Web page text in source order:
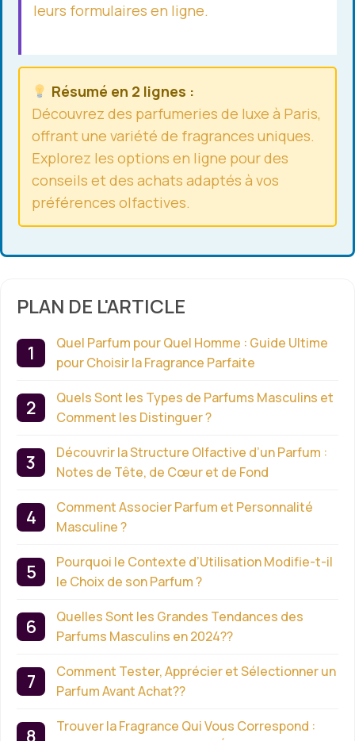
leurs formulaires en ligne.
Résumé en 2 lignes :
Découvrez des parfumeries de luxe à Paris,
offrant une variété de fragrances uniques.
Explorez les options en ligne pour des
conseils et des achats adaptés à vos
préférences olfactives.
PLAN DE L'ARTICLE
Quel Parfum pour Quel Homme : Guide Ultime
pour Choisir la Fragrance Parfaite
Quels Sont les Types de Parfums Masculins et
Comment les Distinguer ?
Découvrir la Structure Olfactive d’un Parfum :
Notes de Tête, de Cœur et de Fond
Comment Associer Parfum et Personnalité
Masculine ?
Pourquoi le Contexte d’Utilisation Modifie-t-il
le Choix de son Parfum ?
Quelles Sont les Grandes Tendances des
Parfums Masculins en 2024??
Comment Tester, Apprécier et Sélectionner un
Parfum Avant Achat??
Trouver la Fragrance Qui Vous Correspond :